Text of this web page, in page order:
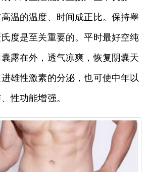
温的温度、时间成正比。保持睾
度是至关重要的。平时最好空纯
露在外，透气凉爽，恢复阴囊天
雄性激素的分泌，也可使中年以
性功能增强。